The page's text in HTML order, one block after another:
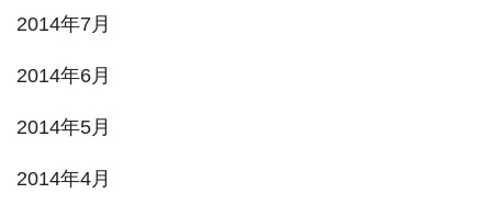
2014年7月
2014年6月
2014年5月
2014年4月